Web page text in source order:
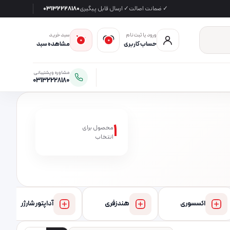
✓ ضمانت اصالت✓ ارسال قابل پیگیری03132228180
ورود یا ثبت‌نام
حساب کاربری 0
0
سبد خرید
مشاهده سبد
مشاوره و پشتیبانی
03132228180
1محصول برای
انتخاب
اکسسوری هندزفری آداپتور شارژر